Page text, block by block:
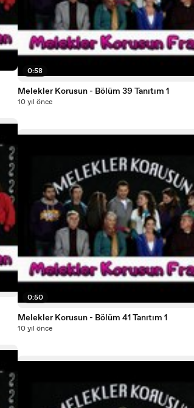
0:58
Melekler Korusun - Bölüm 39 Tanıtım 1
10 yıl önce
0:50
Melekler Korusun - Bölüm 41 Tanıtım 1
10 yıl önce